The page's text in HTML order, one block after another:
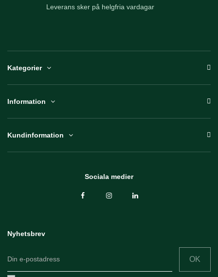
Leverans sker på helgfria vardagar
Kategorier
Information
Kundinformation
Sociala medier
Nyhetsbrev
OK